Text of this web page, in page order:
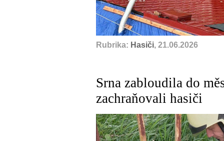
Rubrika: Hasiči, 21.06.2026
Srna zabloudila do
zachraňovali hasiči